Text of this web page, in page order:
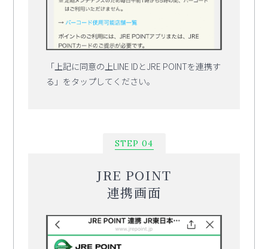
「上記に同意の上LINE IDとJRE POINTを連携す
る」をタップしてください。
STEP 04
JRE POINT
連携画面